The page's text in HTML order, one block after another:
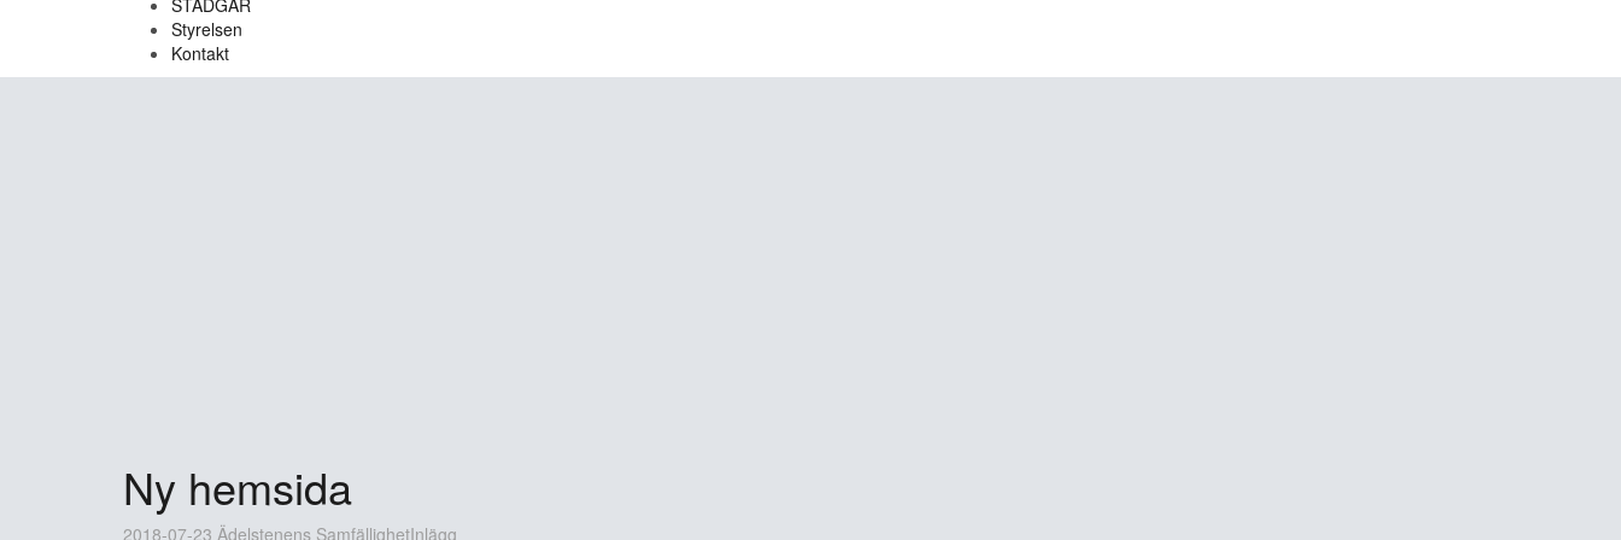
STADGAR
Styrelsen
Kontakt
Ny hemsida
2018-07-23 Ädelstenens SamfällighetInlägg